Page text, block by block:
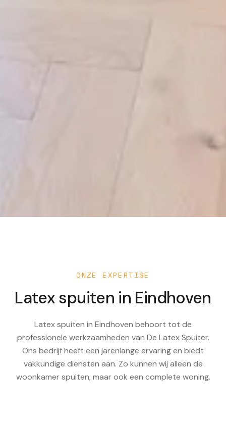
ONZE EXPERTISE
Latex spuiten in Eindhoven
Latex spuiten in Eindhoven behoort tot de
professionele werkzaamheden van De Latex Spuiter.
Ons bedrijf heeft een jarenlange ervaring en biedt
vakkundige diensten aan. Zo kunnen wij alleen de
woonkamer spuiten, maar ook een complete woning.